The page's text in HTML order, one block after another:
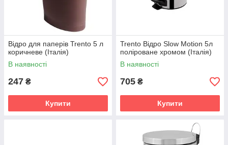
Відро для паперів Trento 5 л
коричневе (Італія)
В наявності
247 ₴
Купити
Trento Відро Slow Motion 5л
поліроване хромом (Італія)
В наявності
705 ₴
Купити